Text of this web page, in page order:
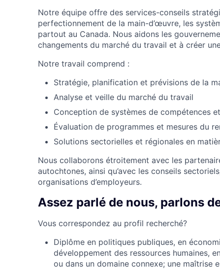
Notre équipe offre des services-conseils
perfectionnement de la main-d’œuvre, les
partout au Canada. Nous aidons les
changements du marché du travail et à créer
Notre travail comprend :
Stratégie, planification et prévisions de la
Analyse et veille du marché du travail
Conception de systèmes de compétences
Évaluation de programmes et mesures du
Solutions sectorielles et régionales en
Nous collaborons étroitement avec les
autochtones, ainsi qu’avec les conseils
organisations d’employeurs.
Assez parlé de nous, parlons
Vous correspondez au profil recherché?
Diplôme en politiques publiques, en
développement des ressources humaines,
ou dans un domaine connexe; une maîtrise